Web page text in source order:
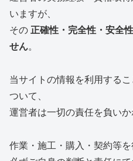
いますが、
その 正確性・完全性・安全
せん。
当サイトの情報を利用する
ついて、
運営者は一切の責任を負いか
作業・施工・購入・契約等を